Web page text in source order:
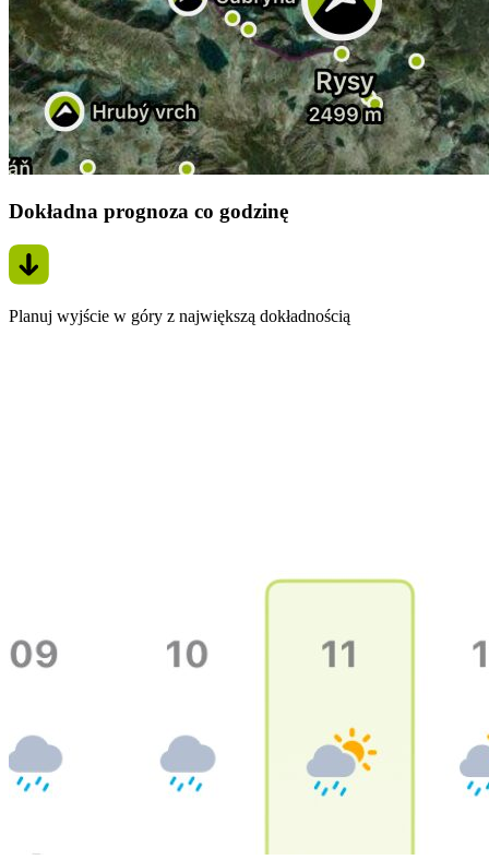
Dokładna prognoza co godzinę
Planuj wyjście w góry z największą dokładnością